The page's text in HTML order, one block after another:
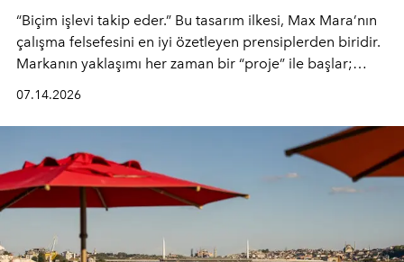
“Biçim işlevi takip eder.” Bu tasarım ilkesi, Max Mara’nın
çalışma felsefesini en iyi özetleyen prensiplerden biridir.
Markanın yaklaşımı her zaman bir “proje” ile başlar;
(savoir-faire) buluşan parçalara dönüştürmek.
07.14.2026